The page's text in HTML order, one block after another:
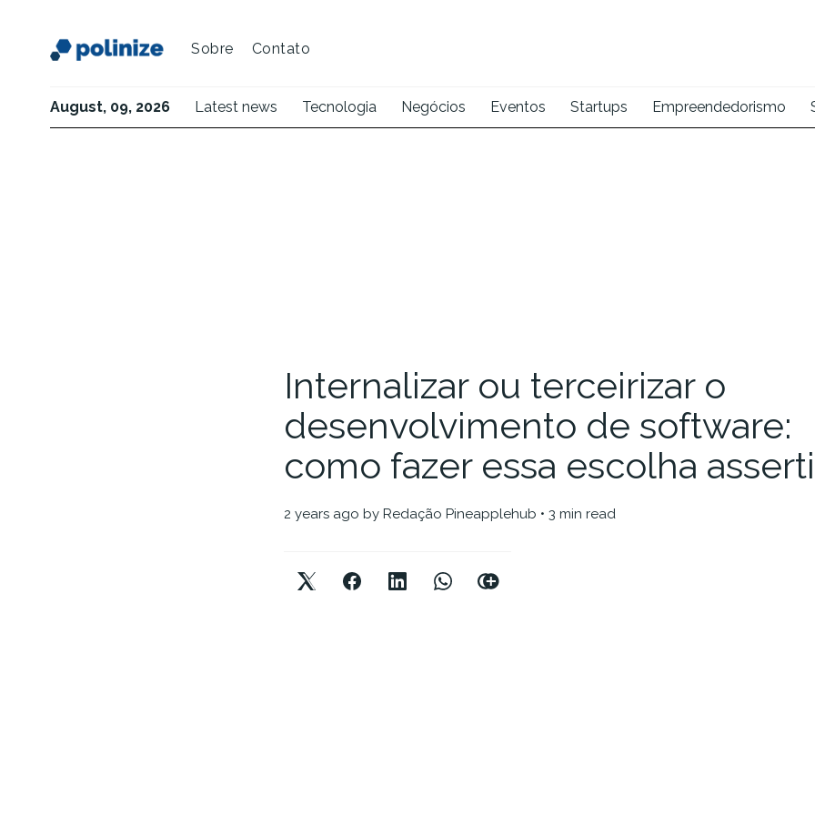
Sobre Contato
August, 09, 2026 Latest news Tecnologia Negócios Eventos Startups Empreendedorismo
Internalizar ou terceirizar o
desenvolvimento de software:
como fazer essa escolha
2 years ago by Redação Pineapplehub • 3 min read